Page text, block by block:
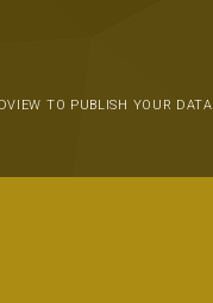
TO PUBLISH YOUR DATA